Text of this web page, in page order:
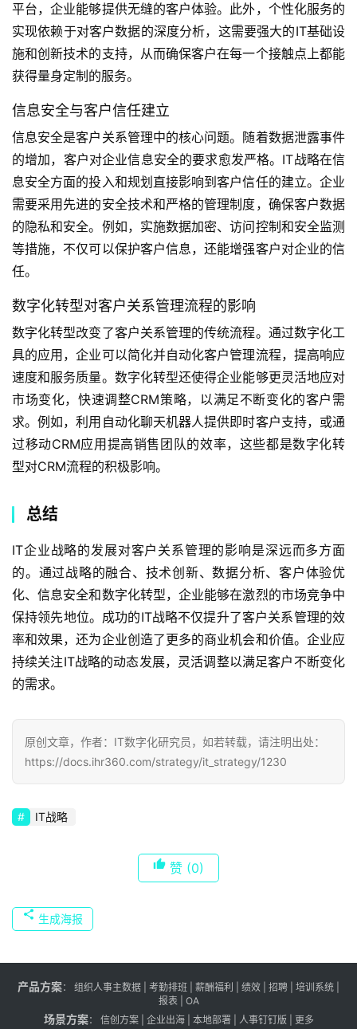
平台，企业能够提供无缝的客户体验。此外，个性化服务的
实现依赖于对客户数据的深度分析，这需要强大的IT基础设
施和创新技术的支持，从而确保客户在每一个接触点上都能
获得量身定制的服务。
信息安全与客户信任建立
信息安全是客户关系管理中的核心问题。随着数据泄露事件
的增加，客户对企业信息安全的要求愈发严格。IT战略在信
息安全方面的投入和规划直接影响到客户信任的建立。企业
需要采用先进的安全技术和严格的管理制度，确保客户数据
的隐私和安全。例如，实施数据加密、访问控制和安全监测
等措施，不仅可以保护客户信息，还能增强客户对企业的信
任。
数字化转型对客户关系管理流程的影响
数字化转型改变了客户关系管理的传统流程。通过数字化工
具的应用，企业可以简化并自动化客户管理流程，提高响应
速度和服务质量。数字化转型还使得企业能够更灵活地应对
市场变化，快速调整CRM策略，以满足不断变化的客户需
求。例如，利用自动化聊天机器人提供即时客户支持，或通
过移动CRM应用提高销售团队的效率，这些都是数字化转
型对CRM流程的积极影响。
总结
IT企业战略的发展对客户关系管理的影响是深远而多方面
的。通过战略的融合、技术创新、数据分析、客户体验优
化、信息安全和数字化转型，企业能够在激烈的市场竞争中
保持领先地位。成功的IT战略不仅提升了客户关系管理的效
率和效果，还为企业创造了更多的商业机会和价值。企业应
持续关注IT战略的动态发展，灵活调整以满足客户不断变化
的需求。
原创文章，作者：IT数字化研究员，如若转载，请注明出处：
https://docs.ihr360.com/strategy/it_strategy/1230
IT战略
赞 (0)
生成海报
产品方案： 组织人事主数据 考勤排班 薪酬福利 绩效 招聘 | 培训系统 |
报表
| OA
场景方案： 信创方案| 企业出海| 本地部署| 人事钉钉版 更多